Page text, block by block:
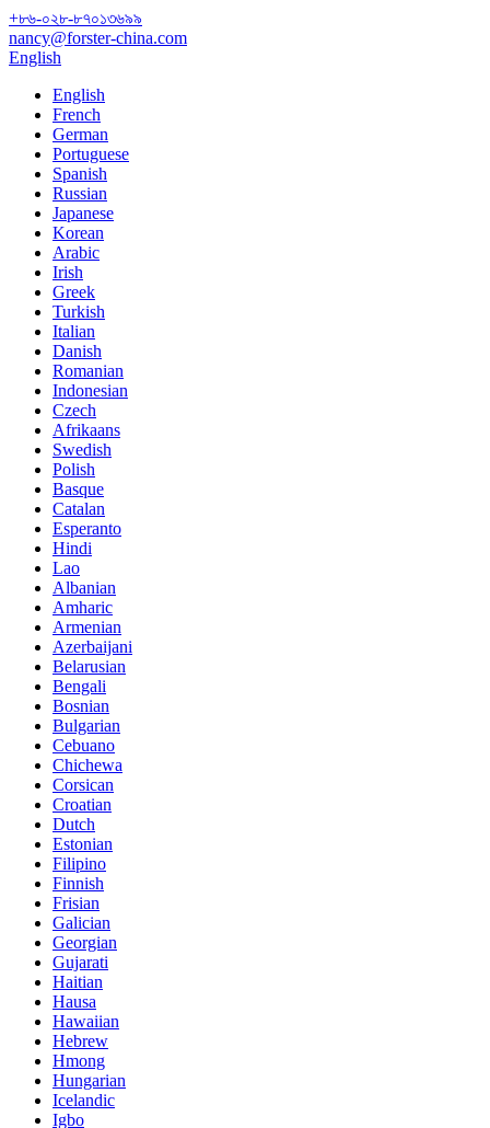
+৮৬-০২৮-৮৭০১৩৬৯৯
nancy@forster-china.com
English
English
French
German
Portuguese
Spanish
Russian
Japanese
Korean
Arabic
Irish
Greek
Turkish
Italian
Danish
Romanian
Indonesian
Czech
Afrikaans
Swedish
Polish
Basque
Catalan
Esperanto
Hindi
Lao
Albanian
Amharic
Armenian
Azerbaijani
Belarusian
Bengali
Bosnian
Bulgarian
Cebuano
Chichewa
Corsican
Croatian
Dutch
Estonian
Filipino
Finnish
Frisian
Galician
Georgian
Gujarati
Haitian
Hausa
Hawaiian
Hebrew
Hmong
Hungarian
Icelandic
Igbo